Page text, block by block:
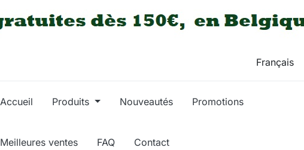
Accueil Produits Nouveautés Promotions
Meilleures ventes FAQ Contact